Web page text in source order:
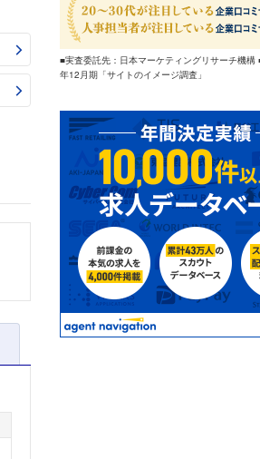
■実査委託先：日本マーケティングリサーチ機構
年12月期「サイトのイメージ調査」